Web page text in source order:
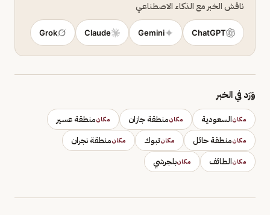
ناقش الخبر مع الذكاء الاصطناعي
ChatGPT
Gemini
Claude
Grok
وَرَد في الخبر
مكانالسعودية مكانمنطقة جازان مكانمنطقة عسير
مكانمنطقة حائل مكانتبوك مكانمنطقة نجران
مكانالطائف مكانبلجرشي